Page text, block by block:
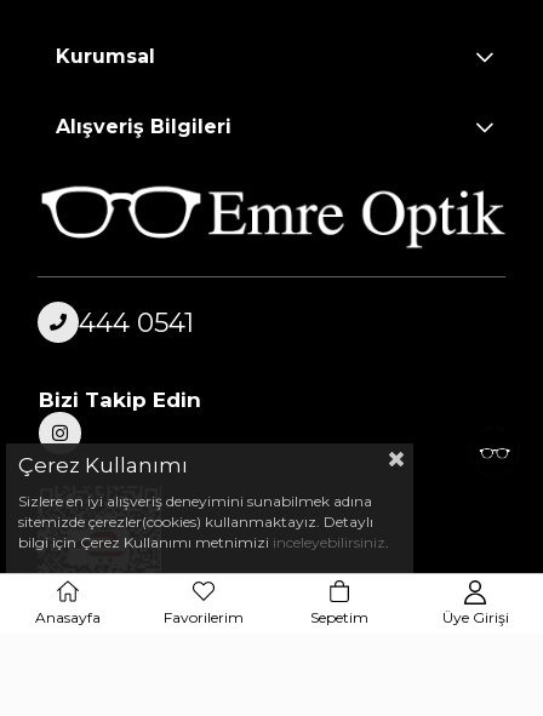
Kurumsal
Alışveriş Bilgileri
444 0541
Bizi Takip Edin
Çerez Kullanımı
Sizlere en iyi alışveriş deneyimini sunabilmek adına
sitemizde çerezler(cookies) kullanmaktayız. Detaylı
bilgi için Çerez Kullanımı metnimizi inceleyebilirsiniz.
Anasayfa Favorilerim Sepetim Üye Girişi